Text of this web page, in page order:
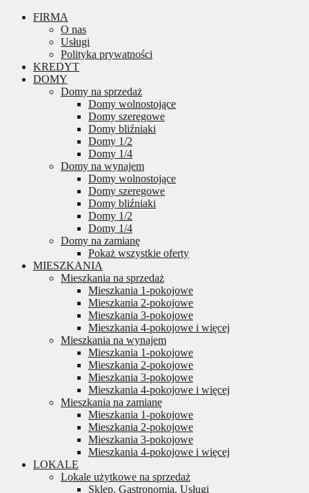
FIRMA
O nas
Usługi
Polityka prywatności
KREDYT
DOMY
Domy na sprzedaż
Domy wolnostojące
Domy szeregowe
Domy bliźniaki
Domy 1/2
Domy 1/4
Domy na wynajem
Domy wolnostojące
Domy szeregowe
Domy bliźniaki
Domy 1/2
Domy 1/4
Domy na zamianę
Pokaż wszystkie oferty
MIESZKANIA
Mieszkania na sprzedaż
Mieszkania 1-pokojowe
Mieszkania 2-pokojowe
Mieszkania 3-pokojowe
Mieszkania 4-pokojowe i więcej
Mieszkania na wynajem
Mieszkania 1-pokojowe
Mieszkania 2-pokojowe
Mieszkania 3-pokojowe
Mieszkania 4-pokojowe i więcej
Mieszkania na zamianę
Mieszkania 1-pokojowe
Mieszkania 2-pokojowe
Mieszkania 3-pokojowe
Mieszkania 4-pokojowe i więcej
LOKALE
Lokale użytkowe na sprzedaż
Sklep, Gastronomia, Usługi